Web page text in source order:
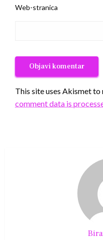
Web-stranica
This site uses Akismet to
comment data is